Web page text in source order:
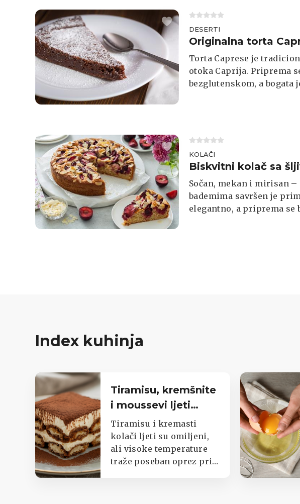
DESERTI
Originalna torta
Torta Caprese je
otoka Caprija. Priprema
bezglutenskom, a bogata
KOLAČI
Biskvitni kolač sa
Sočan, mekan i mirisan
bademima savršen je
elegantno, a priprema se
Index kuhinja
Tiramisu, kremšnite
i moussevi ljeti
traže poseban oprez
Tiramisu i kremasti
kolači ljeti su omiljeni,
ali visoke temperature
traže poseban oprez pri